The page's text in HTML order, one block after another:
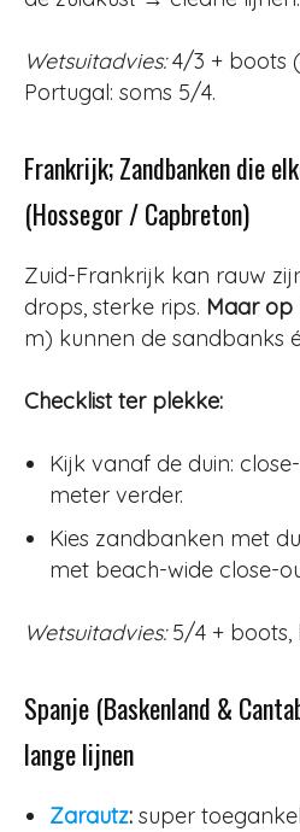
Wetsuitadvies:4/3 + boots
Portugal: soms 5/4.
Frankrijk; Zandbanken die
(Hossegor / Capbreton)
Zuid-Frankrijk kan rauw
drops, sterke rips. Maar op
m) kunnen de sandbanks
Checklist ter plekke:
Kijk vanaf de duin:
meter verder.
Kies zandbanken met
met beach-wide close-
Wetsuitadvies:5/4 + boots,
Spanje (Baskenland &
lange lijnen
Zarautz: super